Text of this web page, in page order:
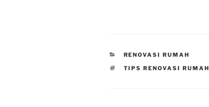
CATEGORIES
RENOVASI RUMAH
TAGS
TIPS RENOVASI RUMAH